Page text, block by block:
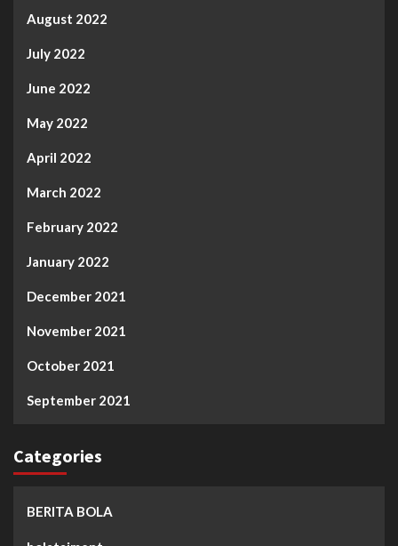
August 2022
July 2022
June 2022
May 2022
April 2022
March 2022
February 2022
January 2022
December 2021
November 2021
October 2021
September 2021
Categories
BERITA BOLA